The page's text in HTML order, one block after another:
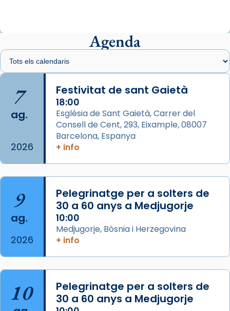
presidit aquest 27 de juliol la missa de Les
Santes de Mataró.
🔗
📸 J. Merino
Photo
View on Facebook · Share
Arquebisbat de Barcelona
2 weeks ago
missa d’acció de gràcies en agraïment al
comitè organitzador de la visita apostòlica
del Sant Pare Lleó XIV a Barcelona, i als
col·laboradors, a la Catedral de Barcelona.
Mons. David Abadías.
📸 Dr. G. Simón
Agenda
7
ag.
2026
Festivitat de sant Gaietà
18:00
Església de Sant Gaietà, Carrer del
Consell de Cent, 293, Eixample, 08007
Barcelona, Espanya
+ info
9
ag.
2026
Pelegrinatge per a solters de
30 a 60 anys a Medjugorje
10:00
Medjugorje, Bòsnia i Herzegovina
+ info
10
Pelegrinatge per a solters de
30 a 60 anys a Medjugorje